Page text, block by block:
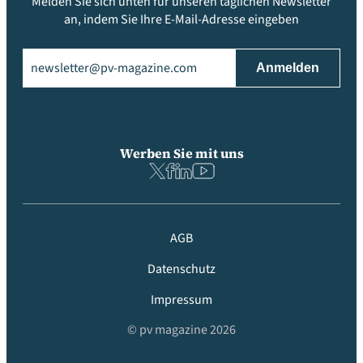
an, indem Sie Ihre E-Mail-Adresse eingeben
Werben Sie mit uns
AGB
Datenschutz
Impressum
© pv magazine 2026